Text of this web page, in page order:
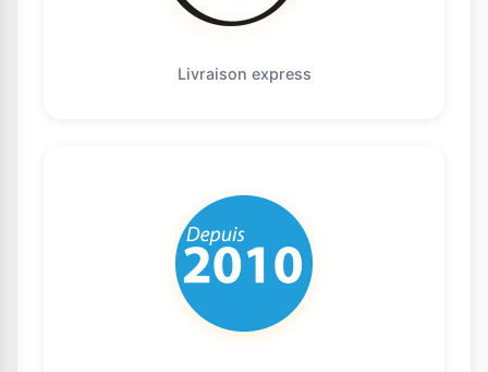
Livraison express